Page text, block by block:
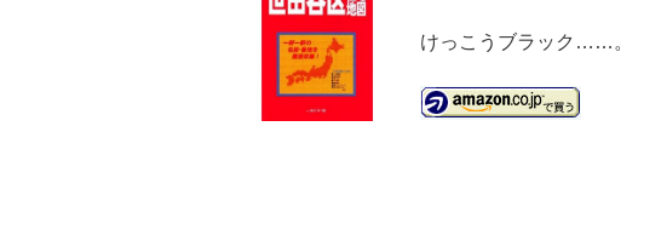
けっこうブラック……。